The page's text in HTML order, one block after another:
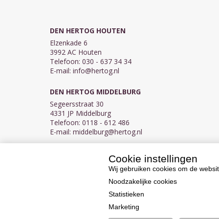
DEN HERTOG HOUTEN
Elzenkade 6
3992 AC Houten
Telefoon: 030 - 637 34 34
E-mail: info@hertog.nl
DEN HERTOG MIDDELBURG
Segeersstraat 30
4331 JP Middelburg
Telefoon: 0118 - 612 486
E-mail: middelburg@hertog.nl
BTW NL007450242B03
Cookie instellingen
Wij gebruiken cookies om de
Noodzakelijke cookies
Statistieken
Marketing